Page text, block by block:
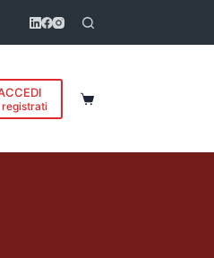
registrati Carrello